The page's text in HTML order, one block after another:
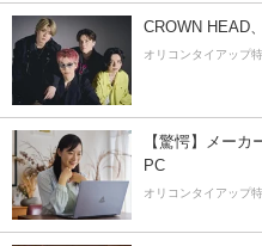
CROWN HEAD
オリコンタイアップ
【驚愕】メー
PC
オリコンタイアップ